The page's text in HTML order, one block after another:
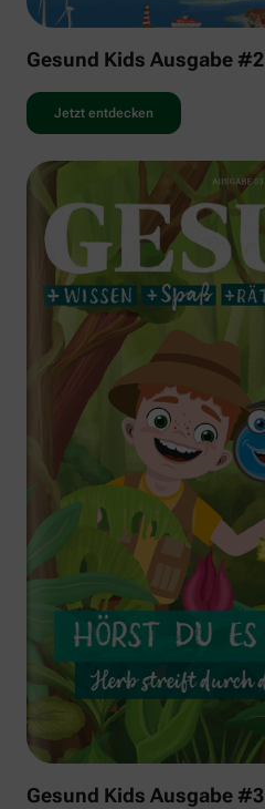
Gesund Kids Ausgabe #2
Jetzt entdecken
Gesund Kids Ausgabe #3